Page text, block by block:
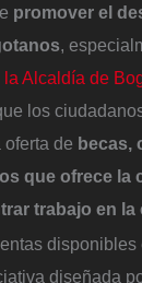
promover el
,
la Alcaldía de
los
de becas,
que ofrece la
trabajo en la
disponibles
diseñada